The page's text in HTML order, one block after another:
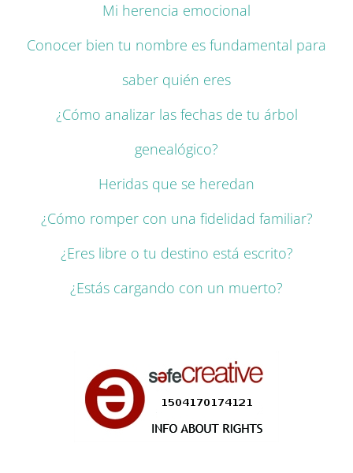
Mi herencia emocional
Conocer bien tu nombre es fundamental para
saber quién eres
¿Cómo analizar las fechas de tu árbol
genealógico?
Heridas que se heredan
¿Cómo romper con una fidelidad familiar?
¿Eres libre o tu destino está escrito?
¿Estás cargando con un muerto?